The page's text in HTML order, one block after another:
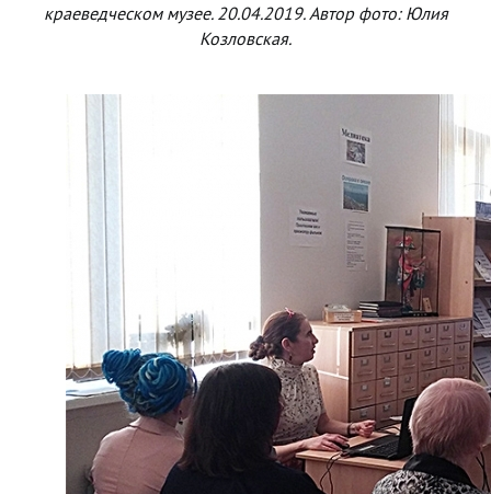
краеведческом музее. 20.04.2019. Автор фото: Юлия
Козловская.